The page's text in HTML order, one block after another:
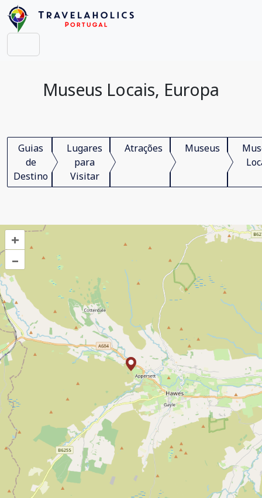
Museus Locais, Europa
Guias
de
Destino
Lugares
para
Visitar
Atrações Museus
+
–